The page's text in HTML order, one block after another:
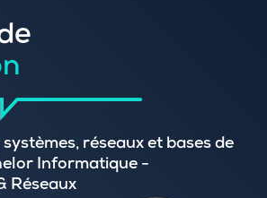
réseaux et bases de
Informatique -
Réseaux